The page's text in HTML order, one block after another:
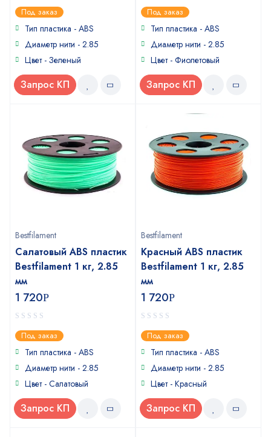
0
out
of
Под заказ
Тип пластика - ABS
Диаметр нити - 2.85
Цвет - Зеленый
Запрос КП
0
out
of
Под заказ
Тип пластика - ABS
Диаметр нити - 2.85
Цвет - Фиолетовый
Запрос КП
Bestfilament
Салатовый ABS пластик
Bestfilament 1 кг, 2.85
мм
1 720Р
0
out
of
Под заказ
Тип пластика - ABS
Диаметр нити - 2.85
Цвет - Салатовый
Запрос КП
Bestfilament
Красный ABS пластик
Bestfilament 1 кг, 2.85
мм
1 720Р
0
out
of
Под заказ
Тип пластика - ABS
Диаметр нити - 2.85
Цвет - Красный
Запрос КП